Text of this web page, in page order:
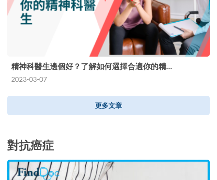
精神科醫生邊個好？了解如何選擇合適你的精…
2023-03-07
更多文章
對抗癌症